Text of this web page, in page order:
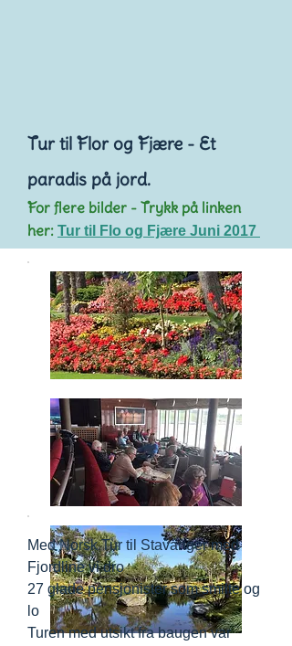
Tur til Flor og Fjære - Et
paradis på jord.
For flere bilder - Trykk på linken
her: Tur til Flo og Fjære Juni 2017
Med Norsk Tur til Stavanger med
Fjordline vi dro
27 glade pensjonister som smilte og
lo
Turen med utsikt fra baugen var